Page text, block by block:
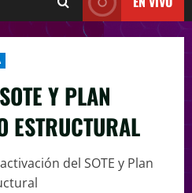
Y PLAN
ESTRUCTURAL
del SOTE y Plan